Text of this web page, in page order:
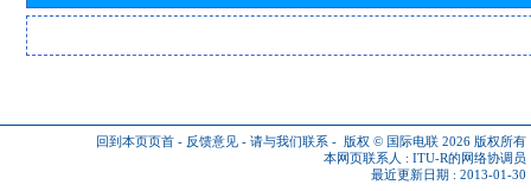
回到本页页首 - 反馈意见 - 请与我们联系 - 版权 © 国际电联 2026 版权所有
本网页联系人 : ITU-R的网络协调员
最近更新日期 : 2013-01-30